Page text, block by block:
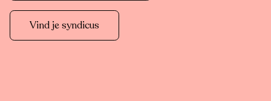
Vind je syndicus